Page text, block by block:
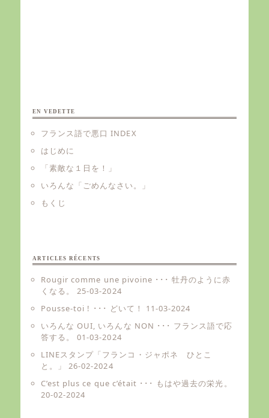
EN VEDETTE
フランス語で悪口 INDEX
はじめに
「素敵な１日を！」
いろんな「ごめんなさい。」
もくじ
ARTICLES RÉCENTS
Rougir comme une pivoine ･･･ 牡丹のように赤
くなる。
25-03-2024
Pousse-toi ! ･･･ どいて！
11-03-2024
いろんな OUI, いろんな NON ･･･ フランス語で応
答する。
01-03-2024
LINEスタンプ「フランコ・ジャポネ ひとこ
と。」
26-02-2024
C’est plus ce que c’était ･･･ もはや過去の栄光。
20-02-2024